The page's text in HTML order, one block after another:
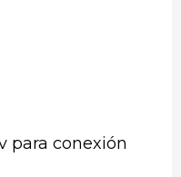
para conexión